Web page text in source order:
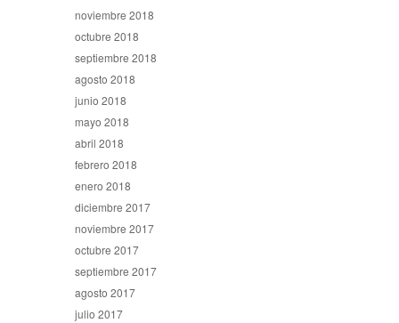
noviembre 2018
octubre 2018
septiembre 2018
agosto 2018
junio 2018
mayo 2018
abril 2018
febrero 2018
enero 2018
diciembre 2017
noviembre 2017
octubre 2017
septiembre 2017
agosto 2017
julio 2017